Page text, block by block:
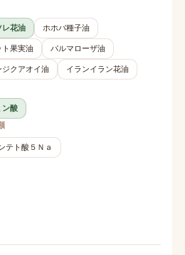
レ花油 ホホバ種子油
果実油 パルマローザ油
ジクアオイ油
イランイラン花油
ン酸
テト酸５Ｎａ